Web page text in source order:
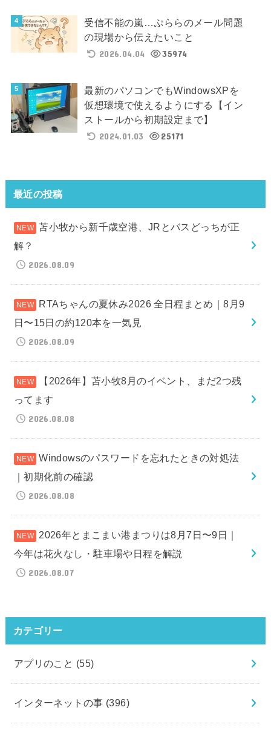
受信不能の嵐…ぷららのメール問題
の現場から伝えたいこと
2026.04.04
35974
最新のパソコンでもWindowsXPを
仮想環境で使えるようにする【イン
ストールから初期設定まで】
2024.01.03
25171
最近の投稿
苫小牧から新千歳空港、JRとバスどっちが正
解？
2026.08.09
RTAちゃんの夏休み2026 全日程まとめ｜8月9
日〜15日の約120本を一気見
2026.08.09
【2026年】苫小牧8月のイベント、まだ2つ残
ってます
2026.08.08
Windowsのパスワードを忘れたときの対処法
｜初期化前の確認
2026.08.08
2026年とまこまい港まつりは8月7日〜9日｜
今年は花火なし・駐車場や日程を解説
2026.08.07
カテゴリー
アプリのこと (55)
インターネットの事 (396)